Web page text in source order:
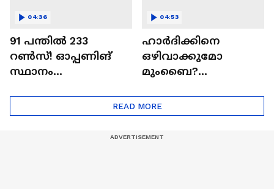
91 പന്തില്‍ 233
റണ്‍സ്! ഓപ്പണിങ്
സ്ഥാനം
അഭിഷേക് ശർമ? |
Abhishek Sharma
04:36
ഹാർദിക്കിനെ
ഒഴിവാക്കുമോ
മുംബൈ?
ട്രേഡ് എളുപ്പമല്ല |
Hardik Pandya | CSK |
04:53
READ MORE